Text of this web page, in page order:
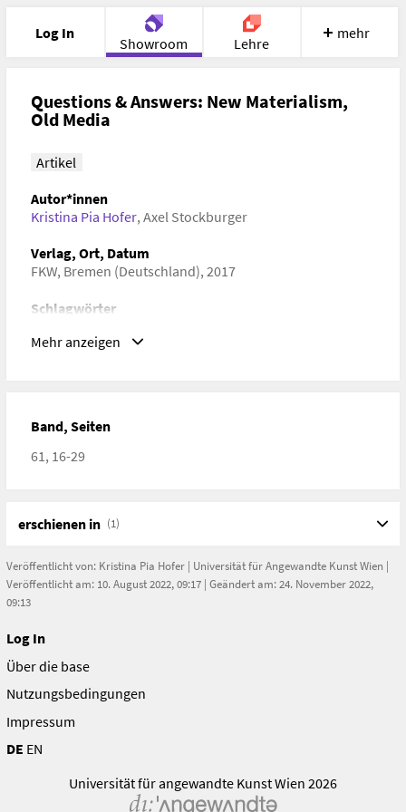
Log In
Showroom Lehre
Portfolio Image Cloud
mehr
Questions & Answers: New Materialism,
Old Media
Artikel
Autor*innen
Kristina Pia Hofer, Axel Stockburger
Verlag, Ort, Datum
FKW, Bremen (Deutschland), 2017
Schlagwörter
Mehr anzeigen
Band, Seiten
61, 16-29
erschienen in (1)
Veröffentlicht von: Kristina Pia Hofer| Universität für Angewandte Kunst Wien |
Veröffentlicht am: 10. August 2022, 09:17 | Geändert am: 24. November 2022,
09:13
Log In
Über die base
Nutzungsbedingungen
Impressum
DE EN
Universität für angewandte Kunst Wien 2026